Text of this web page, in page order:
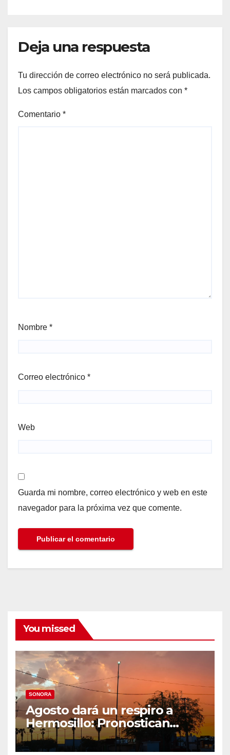
Deja una respuesta
Tu dirección de correo electrónico no será publicada.
Los campos obligatorios están marcados con *
Comentario *
Nombre *
Correo electrónico *
Web
Guarda mi nombre, correo electrónico y web en este
navegador para la próxima vez que comente.
You missed
SONORA
Agosto dará un respiro a
Hermosillo: Pronostican
semana lluviosa y
temperaturas de hasta 34°C